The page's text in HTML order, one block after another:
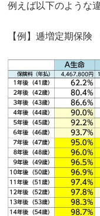
例えば以下のような
【例】逓増定期保